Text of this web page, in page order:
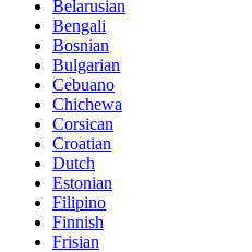
Belarusian
Bengali
Bosnian
Bulgarian
Cebuano
Chichewa
Corsican
Croatian
Dutch
Estonian
Filipino
Finnish
Frisian